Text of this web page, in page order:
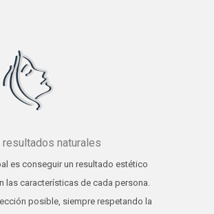
resultados naturales
es conseguir un resultado estético
las características de cada persona.
posible, siempre respetando la